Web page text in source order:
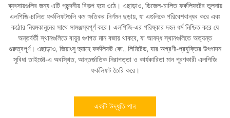
ব্যবসায়গুলির জন্য এটি পছন্দনীয় বিকল্প হয়ে ওঠে। এছাড়াও, ডিজেল-চালিত ফর্কলিফটের তুলনায়
এলপিজি-চালিত ফর্কলিফটগুলি কম ক্ষতিকর নির্গমন ছড়ায়, যা এগুলিকে পরিবেশবান্ধব করে এবং
কঠোর নিয়মকানুনের সাথে সামঞ্জস্যপূর্ণ করে। এলপিজি-এর পরিষ্কার দহন ধর্ম নিশ্চিত করে যে
অন্তর্বর্তী স্থানগুলিতে বায়ুর গুণগত মান বজায় থাকবে, যা আবদ্ধ স্থানগুলিতে অত্যন্ত
গুরুত্বপূর্ণ। এছাড়াও, জিয়াংসু হুয়াহে ফর্কলিফট কো., লিমিটেড, যার অগ্রণী-প্রযুক্তির উৎপাদন
সুবিধা তাইজৌ-এ অবস্থিত, আন্তর্জাতিক নিরাপত্তা ও কার্যকারিতা মান পূরণকারী এলপিজি
ফর্কলিফট তৈরি করে।
একটি উদ্ধৃতি পান